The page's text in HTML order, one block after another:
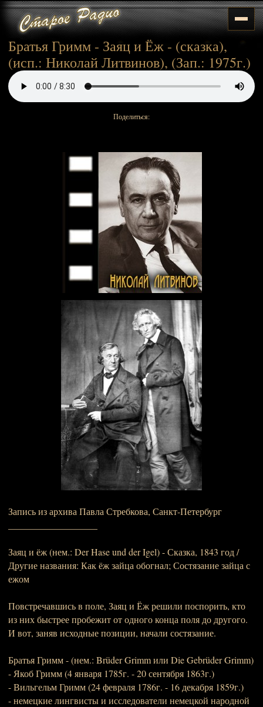
Братья Гримм - Заяц и Ёж - (сказка),
(исп.: Николай Литвинов), (Зап.: 1975г.)
Поделиться:
Запись из архива Павла Стребкова, Санкт-Петербург
Заяц и ёж (нем.: Der Hase und der Igel) - Сказка, 1843 год /
Другие названия: Как ёж зайца обогнал; Состязание зайца с
ежом
Повстречавшись в поле, Заяц и Ёж решили поспорить, кто
из них быстрее пробежит от одного конца поля до другого.
И вот, заняв исходные позиции, начали состязание.
Братья Гримм - (нем.: Brüder Grimm или Die Gebrüder Grimm)
- Якоб Гримм (4 января 1785г. - 20 сентября 1863г.)
- Вильгельм Гримм (24 февраля 1786г. - 16 декабря 1859г.)
- немецкие лингвисты и исследователи немецкой народной